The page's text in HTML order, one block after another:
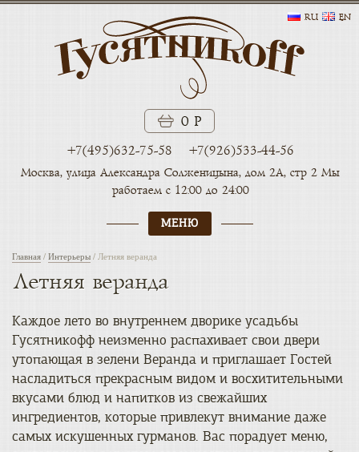
0 Р
+7(495)632-75-58 +7(926)533-44-56
RU EN
Москва, улица Александра Солженицына, дом 2А, стр 2Мы
работаем с 12:00 до 24:00
МЕНЮ
Главная / Интерьеры / Летняя веранда
Летняя веранда
Каждое лето во внутреннем дворике усадьбы
Гусятникофф неизменно распахивает свои двери
утопающая в зелени Веранда и приглашает Гостей
насладиться прекрасным видом и восхитительными
вкусами блюд и напитков из свежайших
ингредиентов, которые привлекут внимание даже
самых искушенных гурманов. Вас порадует меню,